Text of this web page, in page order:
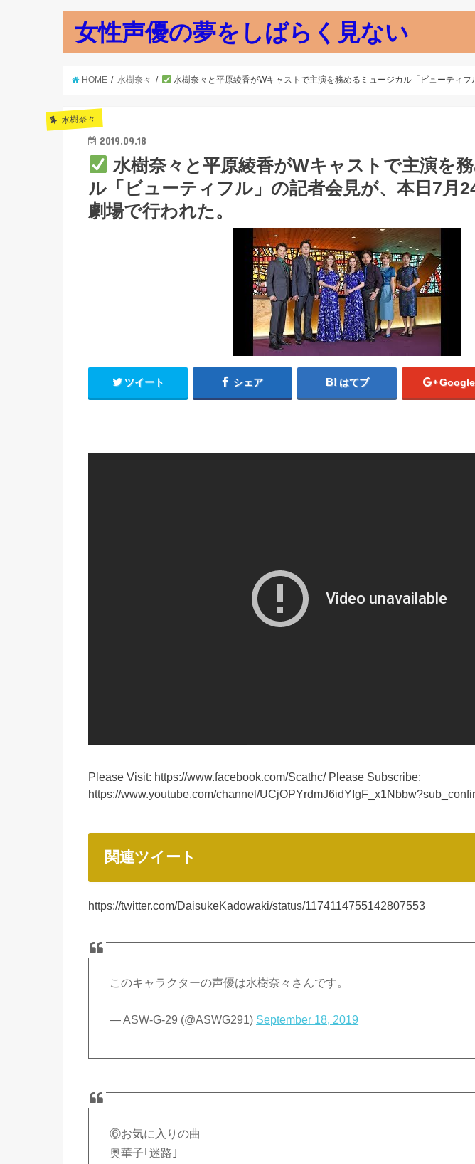
女性声優の夢をしばらく見ない
HOME 水樹奈々 水樹奈々と平原綾香がWキャストで主演を務めるミュージカル「ビューティ
水樹奈々
2019.09.18
水樹奈々と平原綾香がWキャストで主演を
ル「ビューティフル」の記者会見が、本日7月
劇場で行われた。
ツイート シェア はてブ
Please Visit: https://www.facebook.com/Scathc/ Please Subscribe:
https://www.youtube.com/channel/
関連ツイート
https://twitter.com/DaisukeKadowaki/status/1174114755142807553
このキャラクターの声優は水樹奈々さんです。
— ASW-G-29 (@ASWG291) September 18, 2019
⑥お気に入りの曲
奥華子｢迷路｣